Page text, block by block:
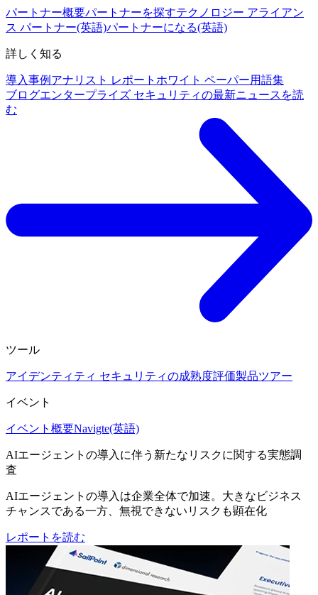
パートナー概要パートナーを探すテクノロジー アライアン
ス パートナー(英語)パートナーになる(英語)
詳しく知る
導入事例 アナリスト レポート ホワイト ペーパー用語集
ブログエンタープライズ セキュリティの最新ニュースを読
む
ツール
アイデンティティ セキュリティの成熟度評価製品ツアー
イベント
イベント概要Navigte(英語)
AIエージェントの導入に伴う新たなリスクに関する実態調
査
AIエージェントの導入は企業全体で加速。大きなビジネス
チャンスである一方、無視できないリスクも顕在化
レポートを読む